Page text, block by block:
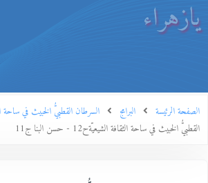
يازهراء
الصفحة الرئيسة البرامج السرطان القطبيُّ الخبيث في ساحة
القطبيُّ الخبيث في ساحة الثقافة الشيعيّةح12 - حسن البنا ج11